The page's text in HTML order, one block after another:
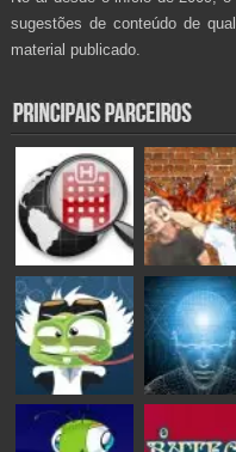
sugestões de conteúdo de
material publicado.